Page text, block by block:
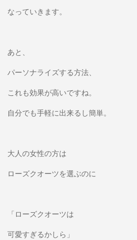
なっていきます。
あと、
パーソナライズする方法、
これも効果が高いですね。
自分でも手軽に出来るし簡単。
大人の女性の方は
ローズクオーツを選ぶのに
「ローズクオーツは
可愛すぎるかしら」